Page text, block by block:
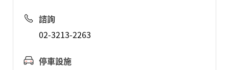
諮詢
02-3213-2263
停車設施